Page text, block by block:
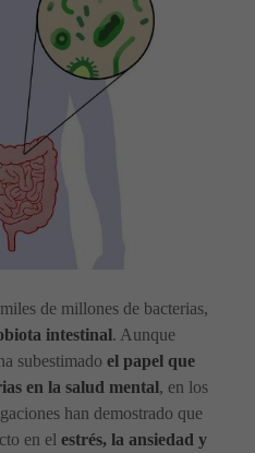
de millones de bacterias,
intestinal. Aunque
subestimado el papel que
en la salud mental, en los
han demostrado que
en el estrés, la ansiedad y